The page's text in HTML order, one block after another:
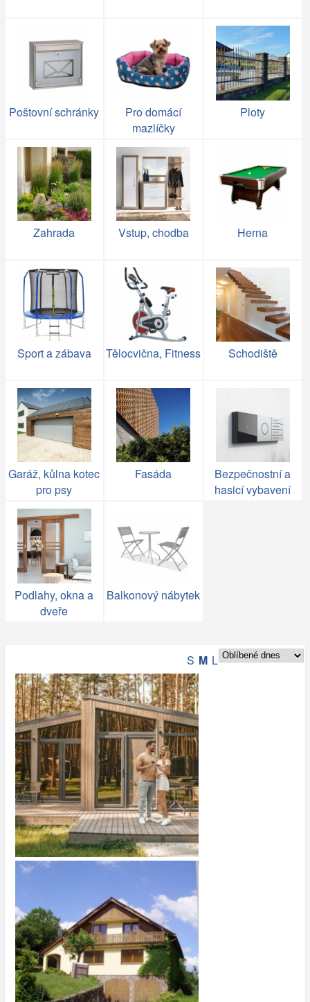
Poštovní schránky
Pro domácí
mazlíčky
Ploty
Zahrada Vstup, chodba Herna
Sport a zábava Tělocvična, Fitness Schodiště
Garáž, kůlna kotec
pro psy
Fasáda
Bezpečnostní a
hasicí vybavení
Podlahy, okna a
dveře
Balkonový nábytek
S M L